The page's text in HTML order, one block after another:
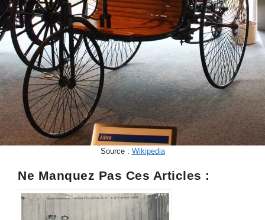
Source : Wikipedia
Ne Manquez Pas Ces Articles :